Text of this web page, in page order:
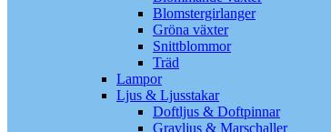
Blomstergirlanger
Gröna växter
Snittblommor
Träd
Lampor
Ljus & Ljusstakar
Doftljus & Doftpinnar
Gravljus & Marschaller